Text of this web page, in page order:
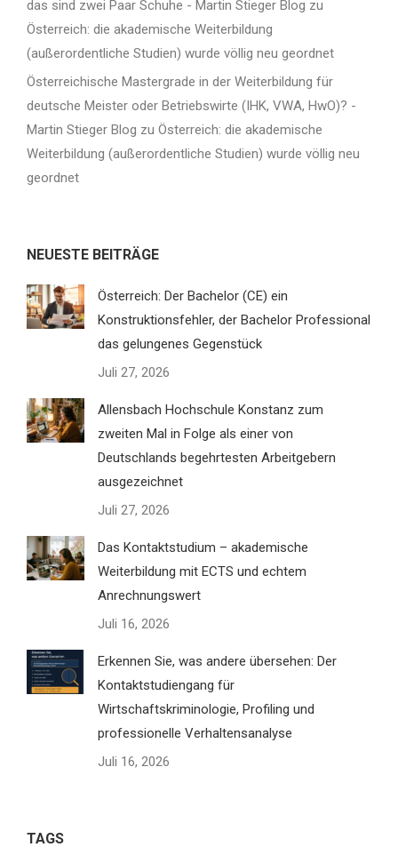
das sind zwei Paar Schuhe - Martin Stieger Blog zu
Österreich: die akademische Weiterbildung
(außerordentliche Studien) wurde völlig neu geordnet
Österreichische Mastergrade in der Weiterbildung für
deutsche Meister oder Betriebswirte (IHK, VWA, HwO)? -
Martin Stieger Blog zu Österreich: die akademische
Weiterbildung (außerordentliche Studien) wurde völlig neu
geordnet
NEUESTE BEITRÄGE
Österreich: Der Bachelor (CE) ein
Konstruktionsfehler, der Bachelor Professional
das gelungenes Gegenstück
Juli 27, 2026
Allensbach Hochschule Konstanz zum
zweiten Mal in Folge als einer von
Deutschlands begehrtesten Arbeitgebern
ausgezeichnet
Juli 27, 2026
Das Kontaktstudium – akademische
Weiterbildung mit ECTS und echtem
Anrechnungswert
Juli 16, 2026
Erkennen Sie, was andere übersehen: Der
Kontaktstudiengang für
Wirtschaftskriminologie, Profiling und
professionelle Verhaltensanalyse
Juli 16, 2026
TAGS